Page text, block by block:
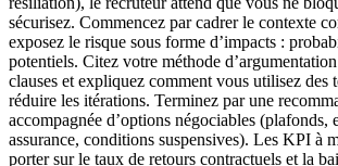
sécurisez. Commencez par cadrer le contexte
exposez le risque sous forme d’impacts :
potentiels. Citez votre méthode
clauses et expliquez comment vous utilisez
réduire les itérations. Terminez par une
accompagnée d’options négociables (plafonds,
assurance, conditions suspensives). Les KPI à
porter sur le taux de retours contractuels et la